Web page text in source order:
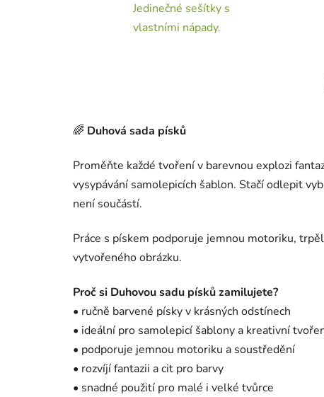
Jedinečné sešítky s
vlastními nápady.
🌈 Duhová sada písků
Proměňte každé tvoření v barevnou explozi
vysypávání samolepicích šablon. Stačí odlepit
není součástí.
Práce s pískem podporuje jemnou motoriku,
vytvořeného obrázku.
Proč si Duhovou sadu písků zamilujete?
• ručně barvené písky v krásných odstínech
• ideální pro samolepicí šablony a kreativní
• podporuje jemnou motoriku a soustředění
• rozvíjí fantazii a cit pro barvy
• snadné použití pro malé i velké tvůrce